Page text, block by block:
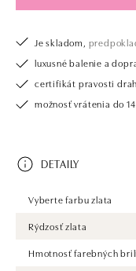
Je skladom,
luxusné balenie a
certifikát pravosti
možnosť vrátenia do
DETAILY
Vyberte farbu zlata
Rýdzosť zlata
Hmotnosť farebných